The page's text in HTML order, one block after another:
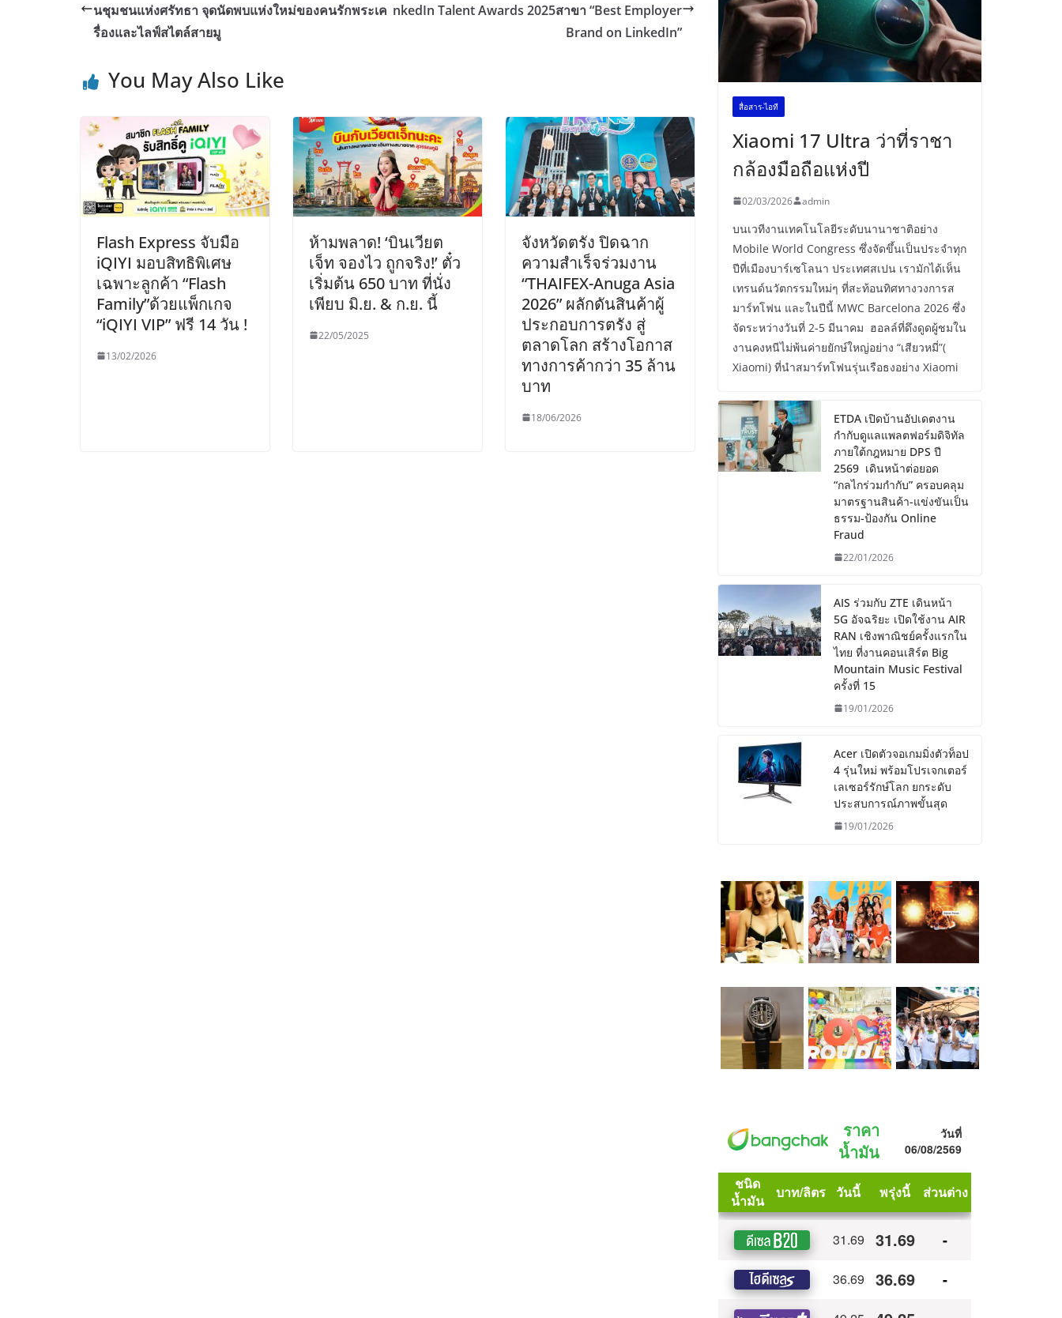
นชุมชนแห่งศรัทธา จุดนัดพบแห่งใหม่ของคนรักพระเค
รื่องและไลฟ์สไตล์สายมู
nkedIn Talent Awards 2025สาขา “Best Employer
Brand on LinkedIn”
You May Also Like
Flash Express จับมือ
iQIYI มอบสิทธิพิเศษ
เฉพาะลูกค้า “Flash
Family”ด้วยแพ็กเกจ
“iQIYI VIP” ฟรี 14 วัน !
13/02/2026
ห้ามพลาด! ‘บินเวียต
เจ็ท จองไว ถูกจริง!’ ตั๋ว
เริ่มต้น 650 บาท ที่นั่ง
เพียบ มิ.ย. & ก.ย. นี้
22/05/2025
จังหวัดตรัง ปิดฉาก
ความสำเร็จร่วมงาน
“THAIFEX-Anuga Asia
2026” ผลักดันสินค้าผู้
ประกอบการตรัง สู่
ตลาดโลก สร้างโอกาส
ทางการค้ากว่า 35 ล้าน
บาท
18/06/2026
สื่อสาร-ไอที
Xiaomi 17 Ultra ว่าที่ราชา
กล้องมือถือแห่งปี
02/03/2026 admin
บนเวทีงานเทคโนโลยีระดับนานาชาติอย่าง
Mobile World Congress ซึ่งจัดขึ้นเป็นประจำทุก
ปีที่เมืองบาร์เซโลนา ประเทศสเปน เรามักได้เห็น
เทรนด์นวัตกรรมใหม่ๆ ที่สะท้อนทิศทางวงการส
มาร์ทโฟน และในปีนี้ MWC Barcelona 2026 ซึ่ง
จัดระหว่างวันที่ 2-5 มีนาคม ฮอลล์ที่ดึงดูดผู้ชมใน
งานคงหนีไม่พ้นค่ายยักษ์ใหญ่อย่าง “เสียวหมี่”(
Xiaomi) ที่นำสมาร์ทโฟนรุ่นเรือธงอย่าง Xiaomi
ETDA เปิดบ้านอัปเดตงาน
กำกับดูแลแพลตฟอร์มดิจิทัล
ภายใต้กฎหมาย DPS ปี
2569 เดินหน้าต่อยอด
“กลไกร่วมกำกับ” ครอบคลุม
มาตรฐานสินค้า-แข่งขันเป็น
ธรรม-ป้องกัน Online
Fraud
22/01/2026
AIS ร่วมกับ ZTE เดินหน้า
5G อัจฉริยะ เปิดใช้งาน AIR
RAN เชิงพาณิชย์ครั้งแรกใน
ไทย ที่งานคอนเสิร์ต Big
Mountain Music Festival
ครั้งที่ 15
19/01/2026
Acer เปิดตัวจอเกมมิ่งตัวท็อป
4 รุ่นใหม่ พร้อมโปรเจกเตอร์
เลเซอร์รักษ์โลก ยกระดับ
ประสบการณ์ภาพขั้นสุด
19/01/2026